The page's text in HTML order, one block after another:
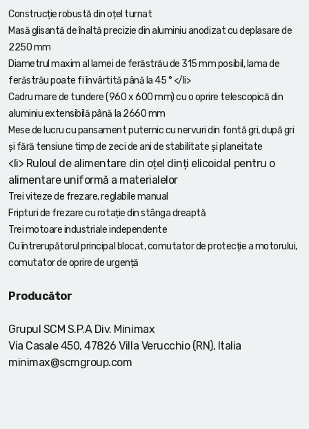
Construcție robustă din oțel turnat
Masă glisantă de înaltă precizie din aluminiu anodizat cu deplasare de
2250 mm
Diametrul maxim al lamei de ferăstrău de 315 mm posibil, lama de
ferăstrău poate fi învârtită până la 45 ° </li>
Cadru mare de tundere (960 x 600 mm) cu o oprire telescopică din
aluminiu extensibilă până la 2660 mm
Mese de lucru cu pansament puternic cu nervuri din fontă gri, după gri
și fără tensiune timp de zeci de ani de stabilitate și planeitate
<li> Ruloul de alimentare din oțel dinți elicoidal pentru o
alimentare uniformă a materialelor
Trei viteze de frezare, reglabile manual
Fripturi de frezare cu rotație din stânga dreaptă
Trei motoare industriale independente
Cu întrerupătorul principal blocat, comutator de protecție a motorului,
comutator de oprire de urgență
Producător
Grupul SCM S.P.A Div. Minimax
Via Casale 450, 47826 Villa Verucchio (RN), Italia
minimax@scmgroup.com